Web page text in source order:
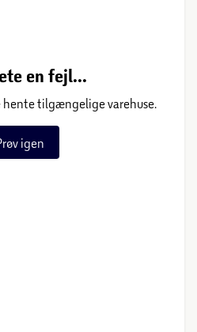
en fejl...
hente tilgængelige varehuse.
igen